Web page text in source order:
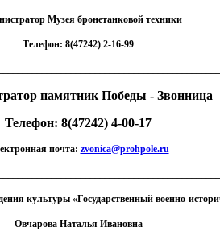
Музея бронетанковой техники
Телефон: 8(47242) 2-16-99
памятник Победы - Звонница
Телефон: 8(47242) 4-00-17
почта: zvonica@prohpole.ru
культуры «Государственный военно-
Овчарова Наталья Ивановна